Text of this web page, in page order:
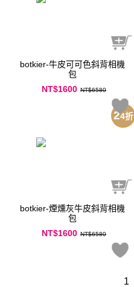
botkier-牛皮可可色斜背相機
包
NT$1600 NT$6580
botkier-煙燻灰牛皮斜背相機
包
NT$1600 NT$6580
24折
1